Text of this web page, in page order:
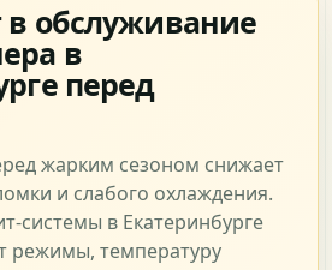
в обслуживание
в
перед
жарким сезоном снижает
и слабого охлаждения.
системы в Екатеринбурге
режимы, температуру